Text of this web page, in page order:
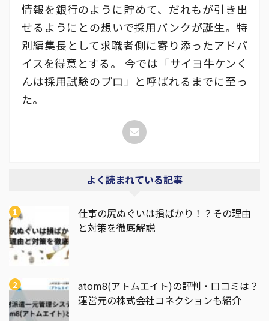
情報を銀行のように貯めて、だれもが引き出
せるようにとの想いで採用バンクが誕生。特
別編集長として求職者側に寄り添ったアドバ
イスを得意とする。 今では「サイヨ牛ケンく
んは採用試験のプロ」と呼ばれるまでに至っ
た。
よく読まれている記事
仕事の尻ぬぐいは損ばかり！？その理由
と対策を徹底解説
atom8(アトムエイト)の評判・口コミは？
運営元の株式会社コネクションも紹介